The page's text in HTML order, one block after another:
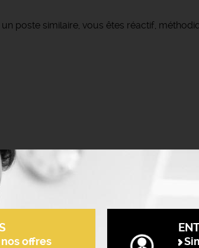
poste similaire, vous êtes réactif,
offres